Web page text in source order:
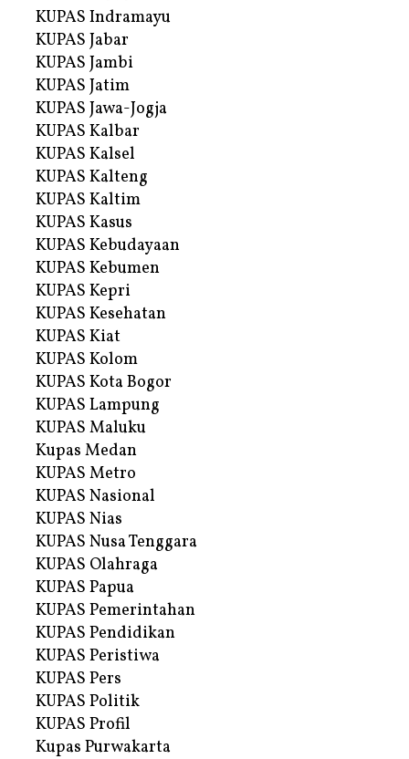
KUPAS Indramayu
KUPAS Jabar
KUPAS Jambi
KUPAS Jatim
KUPAS Jawa-Jogja
KUPAS Kalbar
KUPAS Kalsel
KUPAS Kalteng
KUPAS Kaltim
KUPAS Kasus
KUPAS Kebudayaan
KUPAS Kebumen
KUPAS Kepri
KUPAS Kesehatan
KUPAS Kiat
KUPAS Kolom
KUPAS Kota Bogor
KUPAS Lampung
KUPAS Maluku
Kupas Medan
KUPAS Metro
KUPAS Nasional
KUPAS Nias
KUPAS Nusa Tenggara
KUPAS Olahraga
KUPAS Papua
KUPAS Pemerintahan
KUPAS Pendidikan
KUPAS Peristiwa
KUPAS Pers
KUPAS Politik
KUPAS Profil
Kupas Purwakarta